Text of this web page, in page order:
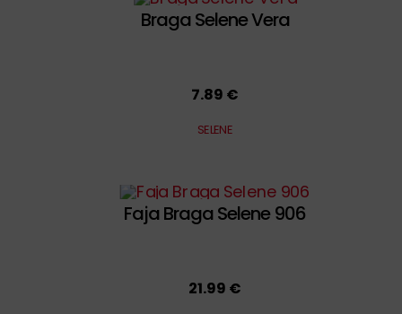
Braga Selene Vera
7.89 €
SELENE
Faja Braga Selene 906
21.99 €